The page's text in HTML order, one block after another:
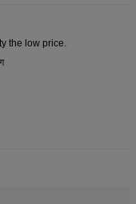
the low price.